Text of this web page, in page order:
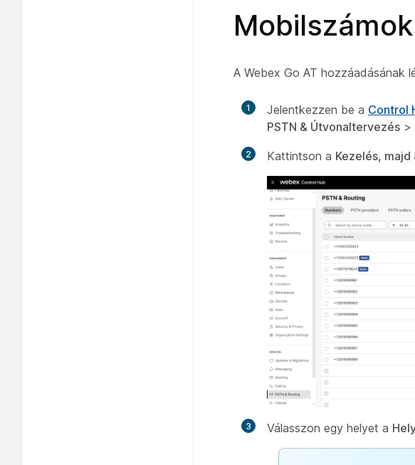
A Webex Go AT hozzáadásának
1 Jelentkezzen be a Control
PSTN & Útvonaltervezés >
2 Kattintson a Kezelés, majd
3 Válasszon egy helyet a